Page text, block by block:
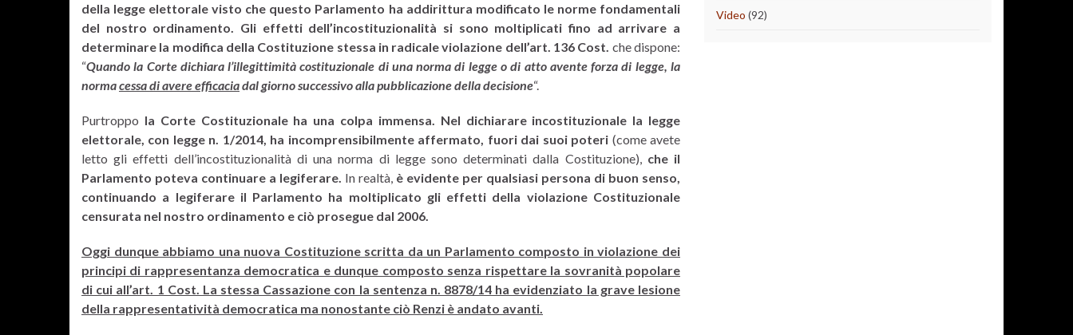
della legge elettorale visto che questo Parlamento ha addirittura modificato le norme fondamentali
del nostro ordinamento. Gli effetti dell’incostituzionalità si sono moltiplicati fino ad arrivare a
determinare la modifica della Costituzione stessa in radicale violazione dell’art. 136 Cost. che dispone:
“Quando la Corte dichiara l’illegittimità costituzionale di una norma di legge o di atto avente forza di legge, la
normacessa di avere efficaciadal giorno successivo alla pubblicazione della decisione“.
Purtroppo la Corte Costituzionale ha una colpa immensa. Nel dichiarare incostituzionale la legge
elettorale, con legge n. 1/2014, ha incomprensibilmente affermato, fuori dai suoi poteri (come avete
letto gli effetti dell’incostituzionalità di una norma di legge sono determinati dalla Costituzione), che il
Parlamento poteva continuare a legiferare. In realtà, è evidente per qualsiasi persona di buon senso,
continuando a legiferare il Parlamento ha moltiplicato gli effetti della violazione Costituzionale
censurata nel nostro ordinamento e ciò prosegue dal 2006.
Oggi dunque abbiamo una nuova Costituzione scritta da un Parlamento composto in violazione dei
principi di rappresentanza democratica e dunque composto senza rispettare la sovranità popolare
di cui all’art. 1 Cost. La stessa Cassazione con la sentenza n. 8878/14 ha evidenziato la grave lesione
della rappresentatività democratica ma nonostante ciò Renzi è andato avanti.
Video (92)